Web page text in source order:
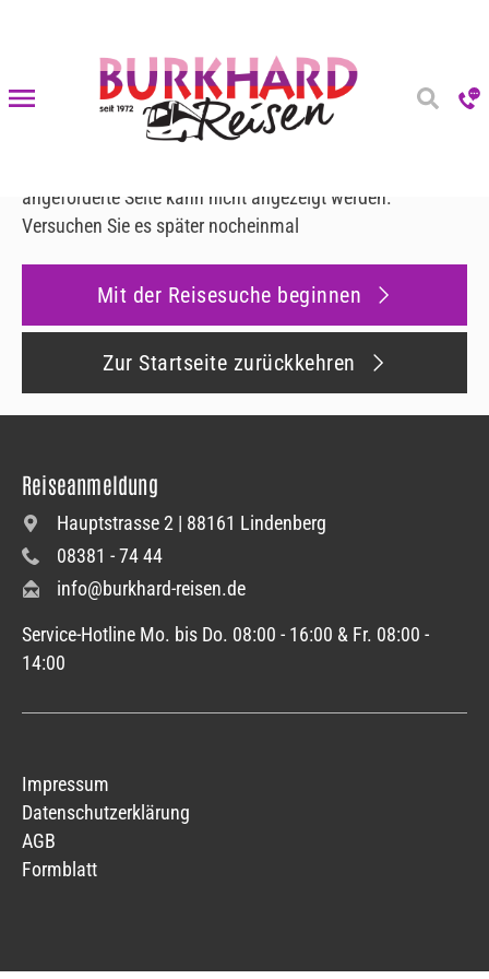
Fehler 500
Es ist ein Fehler aufgetreten
angeforderte Seite kann nicht angezeigt werden.
Versuchen Sie es später nocheinmal
Mit der Reisesuche beginnen
Zur Startseite zurückkehren
Reiseanmeldung
Hauptstrasse 2 | 88161 Lindenberg
08381 - 74 44
info@burkhard-reisen.de
Service-Hotline Mo. bis Do. 08:00 - 16:00 & Fr. 08:00 -
14:00
Impressum
Datenschutzerklärung
AGB
Formblatt